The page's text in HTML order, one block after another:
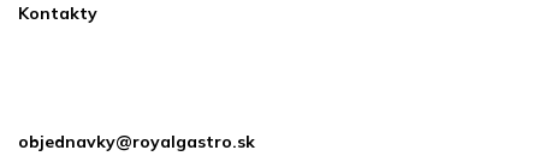
Kontakty
objednavky@royalgastro.sk